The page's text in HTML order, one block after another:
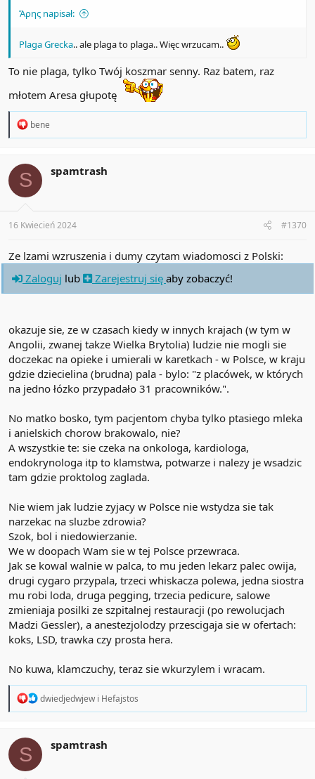
Ἄρης napisał:
Plaga Grecka.. ale plaga to plaga.. Więc wrzucam..
To nie plaga, tylko Twój koszmar senny. Raz batem, raz
młotem Aresa głupotę
R
t
i
s
:
bene
S spamtrash
16 Kwiecień 2024 #1370
Ze lzami wzruszenia i dumy czytam wiadomosci z Polski:
Zaloguj lub Zarejestruj się aby zobaczyć!
okazuje sie, ze w czasach kiedy w innych krajach (w tym w
Angolii, zwanej takze Wielka Brytolia) ludzie nie mogli sie
doczekac na opieke i umierali w karetkach - w Polsce, w kraju
gdzie dziecielina (brudna) pala - bylo: "z placówek, w których
na jedno łózko przypadało 31 pracowników.".
No matko bosko, tym pacjentom chyba tylko ptasiego mleka
i anielskich chorow brakowalo, nie?
A wszystkie te: sie czeka na onkologa, kardiologa,
endokrynologa itp to klamstwa, potwarze i nalezy je wsadzic
tam gdzie proktolog zaglada.
Nie wiem jak ludzie zyjacy w Polsce nie wstydza sie tak
narzekac na sluzbe zdrowia?
Szok, bol i niedowierzanie.
We w doopach Wam sie w tej Polsce przewraca.
Jak se kowal walnie w palca, to mu jeden lekarz palec owija,
drugi cygaro przypala, trzeci whiskacza polewa, jedna siostra
mu robi loda, druga pegging, trzecia pedicure, salowe
zmieniaja posilki ze szpitalnej restauracji (po rewolucjach
Madzi Gessler), a anestezjolodzy przescigaja sie w ofertach:
koks, LSD, trawka czy prosta hera.
No kuwa, klamczuchy, teraz sie wkurzylem i wracam.
R
i
o
dwiedjedwjewi Hefajstos
S spamtrash